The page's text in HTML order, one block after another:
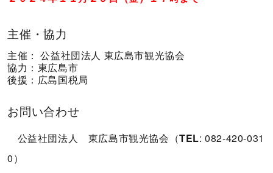
主催・協力
主催： 公益社団法人 東広島市観光協会
協力：東広島市
後援：広島国税局
お問い合わせ
公益社団法人 東広島市観光協会（TEL: 082-420-031
0）